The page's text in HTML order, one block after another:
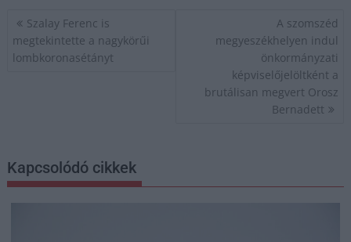
Bejegyzés
navigáció
Szalay Ferenc is
megtekintette a nagykörűi
lombkoronasétányt
A szomszéd
megyeszékhelyen indul
önkormányzati
képviselőjelöltként a
brutálisan megvert Orosz
Bernadett
Kapcsolódó cikkek